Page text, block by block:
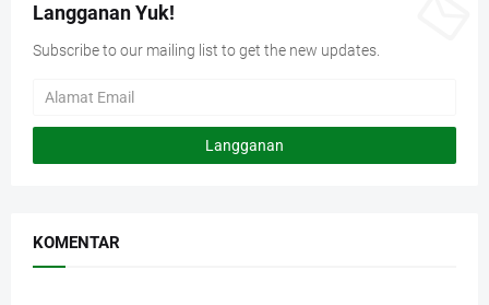
Langganan Yuk!
Subscribe to our mailing list to get the new updates.
KOMENTAR